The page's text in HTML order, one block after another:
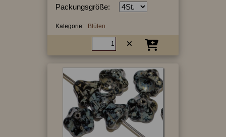
Packungsgröße:
Kategorie: Blüten